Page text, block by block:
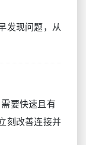
发现问题，从
要快速且有
刻改善连接并